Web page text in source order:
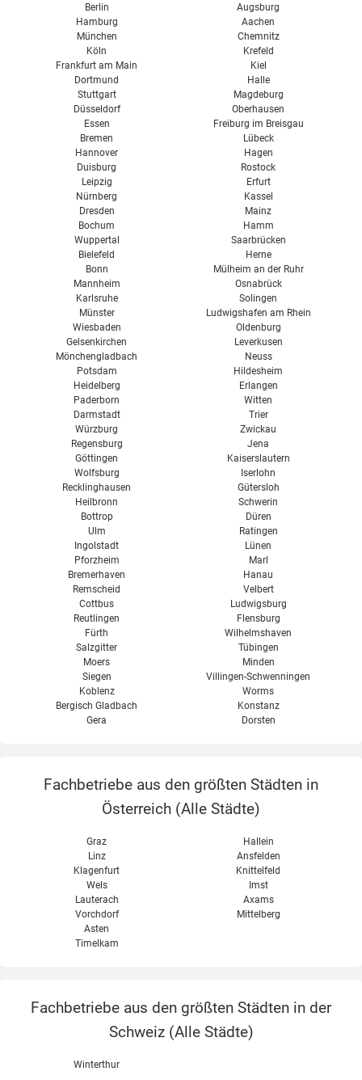
Reinigen & Abdichten
Berlin
Hamburg
München
Köln
Frankfurt am Main
Dortmund
Stuttgart
Düsseldorf
Essen
Bremen
Hannover
Duisburg
Leipzig
Nürnberg
Dresden
Bochum
Wuppertal
Bielefeld
Bonn
Mannheim
Karlsruhe
Münster
Wiesbaden
Gelsenkirchen
Mönchengladbach
Augsburg
Aachen
Chemnitz
Krefeld
Kiel
Halle
Magdeburg
Oberhausen
Freiburg im Breisgau
Lübeck
Hagen
Rostock
Erfurt
Kassel
Mainz
Hamm
Saarbrücken
Herne
Mülheim an der Ruhr
Osnabrück
Solingen
Ludwigshafen am Rhein
Oldenburg
Leverkusen
Neuss
Potsdam
Heidelberg
Paderborn
Darmstadt
Würzburg
Regensburg
Göttingen
Wolfsburg
Recklinghausen
Heilbronn
Bottrop
Ulm
Ingolstadt
Pforzheim
Bremerhaven
Remscheid
Cottbus
Reutlingen
Fürth
Salzgitter
Moers
Siegen
Koblenz
Bergisch Gladbach
Gera
Hildesheim
Erlangen
Witten
Trier
Zwickau
Jena
Kaiserslautern
Iserlohn
Gütersloh
Schwerin
Düren
Ratingen
Lünen
Marl
Hanau
Velbert
Ludwigsburg
Flensburg
Wilhelmshaven
Tübingen
Minden
Villingen-Schwenningen
Worms
Konstanz
Dorsten
Fachbetriebe aus den größten Städten in
Österreich (Alle Städte)
Graz
Linz
Klagenfurt
Wels
Hallein
Ansfelden
Knittelfeld
Imst
Lauterach
Vorchdorf
Asten
Timelkam
Axams
Mittelberg
Fachbetriebe aus den größten Städten in der
Schweiz (Alle Städte)
Winterthur